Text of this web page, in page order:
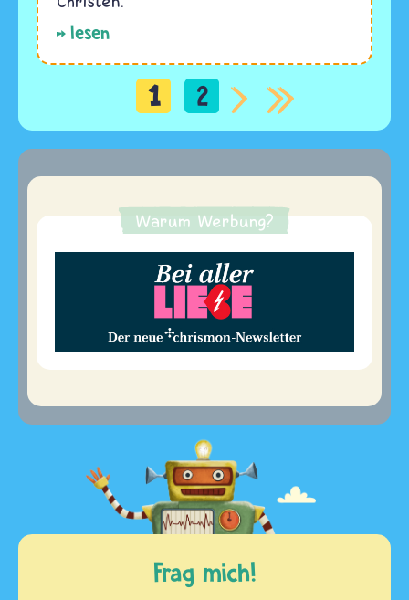
lesen
Seitennummerierung
1 2
Warum Werbung?
Frag mich!